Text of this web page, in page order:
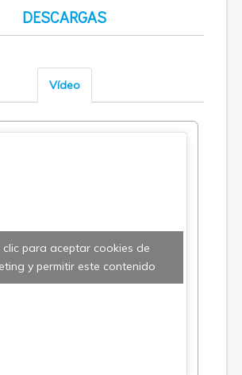
DESCARGAS
Vídeo
clic para aceptar cookies de
y permitir este contenido